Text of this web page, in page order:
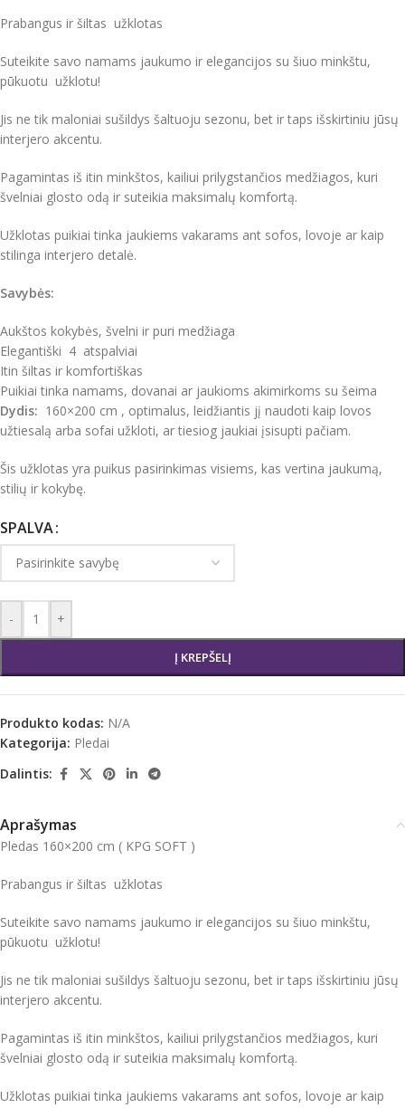
Prabangus ir šiltas užklotas
Suteikite savo namams jaukumo ir elegancijos su šiuo minkštu,
pūkuotu užklotu!
Jis ne tik maloniai sušildys šaltuoju sezonu, bet ir taps išskirtiniu jūsų
interjero akcentu.
Pagamintas iš itin minkštos, kailiui prilygstančios medžiagos, kuri
švelniai glosto odą ir suteikia maksimalų komfortą.
Užklotas puikiai tinka jaukiems vakarams ant sofos, lovoje ar kaip
stilinga interjero detalė.
Savybės:
Aukštos kokybės, švelni ir puri medžiaga
Elegantiški 4 atspalviai
Itin šiltas ir komfortiškas
Puikiai tinka namams, dovanai ar jaukioms akimirkoms su šeima
Dydis: 160×200 cm , optimalus, leidžiantis jį naudoti kaip lovos
užtiesalą arba sofai užkloti, ar tiesiog jaukiai įsisupti pačiam.
Šis užklotas yra puikus pasirinkimas visiems, kas vertina jaukumą,
stilių ir kokybę.
SPALVA
- +
Į KREPŠELĮ
Produkto kodas: N/A
Kategorija: Pledai
Dalintis:
Aprašymas
Pledas 160×200 cm ( KPG SOFT )
Prabangus ir šiltas užklotas
Suteikite savo namams jaukumo ir elegancijos su šiuo minkštu,
pūkuotu užklotu!
Jis ne tik maloniai sušildys šaltuoju sezonu, bet ir taps išskirtiniu jūsų
interjero akcentu.
Pagamintas iš itin minkštos, kailiui prilygstančios medžiagos, kuri
švelniai glosto odą ir suteikia maksimalų komfortą.
Užklotas puikiai tinka jaukiems vakarams ant sofos, lovoje ar kaip